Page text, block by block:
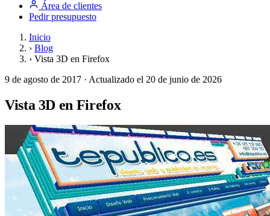
Área de clientes
Pedir presupuesto
Inicio
› Blog
› Vista 3D en Firefox
9 de agosto de 2017 · Actualizado el 20 de junio de 2026
Vista 3D en Firefox